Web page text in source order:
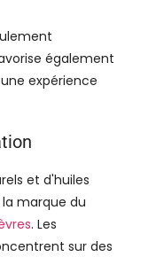
également
expérience
et d'huiles
marque du
. Les
sur des